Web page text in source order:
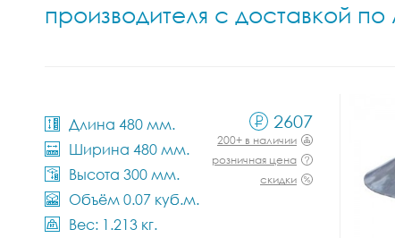
производителя с доставкой
Длина 480 мм.
Ширина 480 мм.
Высота 300 мм.
Объём 0.07 куб.м.
Вес: 1.213 кг.
2607
200+ в наличии
розничная цена
скидки